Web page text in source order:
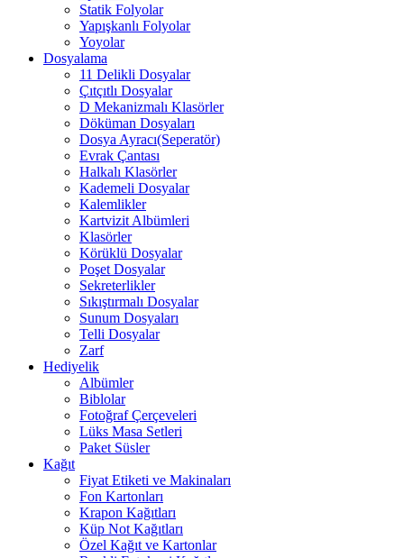
Statik Folyolar
Yapışkanlı Folyolar
Yoyolar
Dosyalama
11 Delikli Dosyalar
Çıtçıtlı Dosyalar
D Mekanizmalı Klasörler
Döküman Dosyaları
Dosya Ayracı(Seperatör)
Evrak Çantası
Halkalı Klasörler
Kademeli Dosyalar
Kalemlikler
Kartvizit Albümleri
Klasörler
Körüklü Dosyalar
Poşet Dosyalar
Sekreterlikler
Sıkıştırmalı Dosyalar
Sunum Dosyaları
Telli Dosyalar
Zarf
Hediyelik
Albümler
Biblolar
Fotoğraf Çerçeveleri
Lüks Masa Setleri
Paket Süsler
Kağıt
Fiyat Etiketi ve Makinaları
Fon Kartonları
Krapon Kağıtları
Küp Not Kağıtları
Özel Kağıt ve Kartonlar